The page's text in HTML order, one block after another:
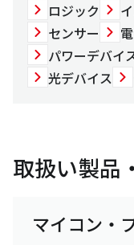
ロジック
センサー
パワーデバイ
光デバイス
取扱い製品
マイコン・